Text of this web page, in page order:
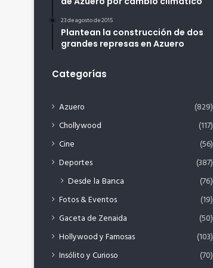
23 de agosto de 2015
Plantean la construcción de dos
grandes represas en Azuero
Categorías
Azuero
(829)
Chollywood
(117)
Cine
(56)
Deportes
(387)
Desde la Banca (76)
Fotos & Eventos
(19)
Gaceta de Zenaida
(50)
Hollywood y Famosas
(103)
Insólito y Curioso
(70)